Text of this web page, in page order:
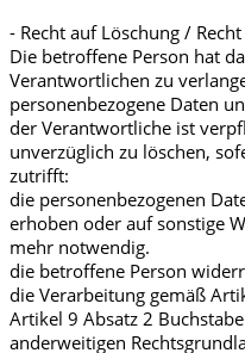
- Recht auf Löschung /
Die betroffene Person hat
Verantwortlichen zu
personenbezogene Daten
der Verantwortliche ist
unverzüglich zu löschen,
zutrifft:
die personenbezogenen
erhoben oder auf sonstige
mehr notwendig.
die betroffene Person
die Verarbeitung gemäß
Artikel 9 Absatz 2
anderweitigen